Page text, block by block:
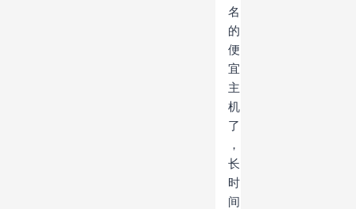
名
的
便
宜
主
机
了
，
长
时
间